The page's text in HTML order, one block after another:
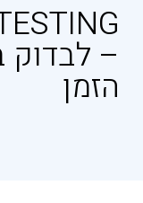
– לבדוק
הזמן